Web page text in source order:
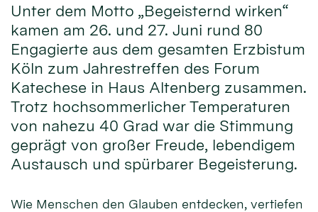
Unter dem Motto „Begeisternd wirken“
kamen am 26. und 27. Juni rund 80
Engagierte aus dem gesamten Erzbistum
Köln zum Jahrestreffen des Forum
Katechese in Haus Altenberg zusammen.
Trotz hochsommerlicher Temperaturen
von nahezu 40 Grad war die Stimmung
geprägt von großer Freude, lebendigem
Austausch und spürbarer Begeisterung.
Wie Menschen den Glauben entdecken, vertiefen